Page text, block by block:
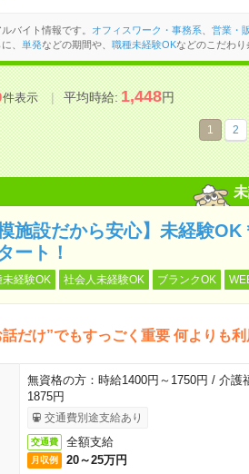
バイト情報です。 オフィスワーク・事務系 営業・
、
単発などの期間や、 職種未経験OKなどのこだわり
件表示 平均時給:1,448円
1 2
模施設だから安心】未経験
ート！
未経験OK 社会人未経験OK ブランクOK
話だけ”でもすっごく重要 何よりも
無資格の方：時給1400円～1750円 / 介護
1875円
交通費別途支給あり
交通費 全額支給
月収例 20～25万円